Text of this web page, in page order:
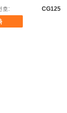
호:
CG125